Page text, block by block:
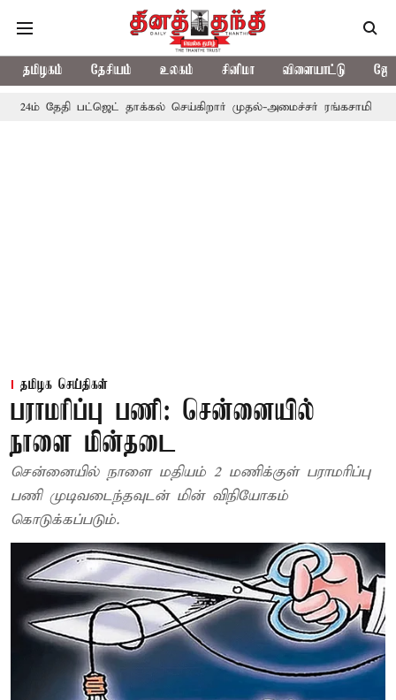
தமிழகம் தேசியம் உலகம் சினிமா விளையாட்டு
பட்ஜெட் தாக்கல் செய்கிறார் முதல்-அமைச்சர் ரங்கசாமி
தமிழக செய்திகள்
பராமரிப்பு பணி: சென்னையில்
நாளை மின்தடை
சென்னையில் நாளை மதியம் 2 மணிக்குள் பராமரிப்பு
பணி முடிவடைந்தவுடன் மின் விநியோகம்
கொடுக்கப்படும்.